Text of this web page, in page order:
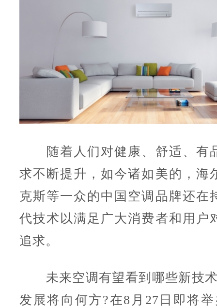
随着人们对健康、舒适、有
求不断提升，如今诸如美的，海
克斯等一众的中国空调品牌还在
代技术以满足广大消费者和用户
追求。
未来空调有望看到哪些新技术
发展将向何方?在8月27日即将